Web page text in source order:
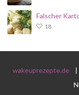
Falscher
18
wakeuprezepte.de|